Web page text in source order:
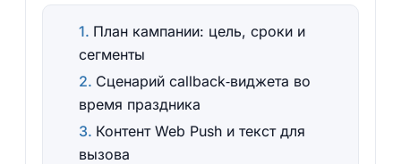
План кампании: цель, сроки и
сегменты
Сценарий callback‑виджета во
время праздника
Контент Web Push и текст для
вызова